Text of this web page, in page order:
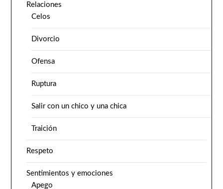
Relaciones
Celos
Divorcio
Ofensa
Ruptura
Salir con un chico y una chica
Traición
Respeto
Sentimientos y emociones
Apego